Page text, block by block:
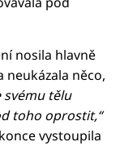
nosila hlavně
neukázala něco,
svému tělu
toho oprostit,“
vystoupila